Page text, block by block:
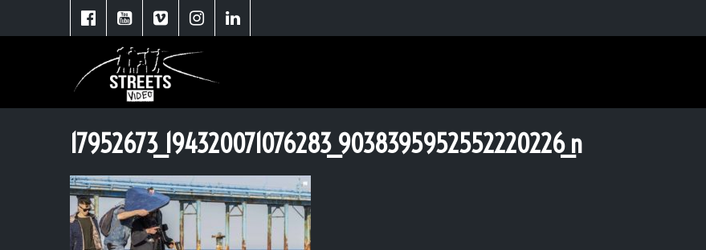
17952673_194320071076283_9038395952552220226_n